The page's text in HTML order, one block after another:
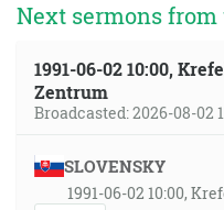
Next sermons
1991-06-02 10:00,
Zentrum
Broadcasted: 2026-08-02
SLOVENSKY
1991-06-02 10:00,